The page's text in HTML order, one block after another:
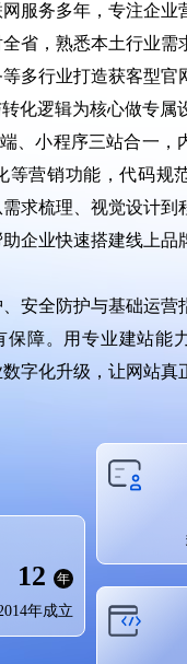
服务多年，专注企业
省，熟悉本土行业需
多行业打造获客型官
化逻辑为核心做专属
、小程序三站合一，
等营销功能，代码规
求梳理、视觉设计到
企业快速搭建线上品
安全防护与基础运营
保障。用专业建站能
字化升级，让网站真
12
年成立